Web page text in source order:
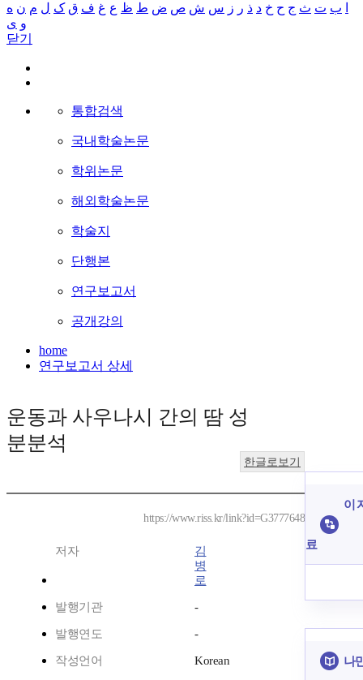
ب ت ث ج ح خ د ذ ر ز س ش ص ض ط ظ ع غ ف ق ک ل م ن ه
و ی
닫기
통합검색
국내학술논문
학위논문
해외학술논문
학술지
단행본
연구보고서
공개강의
home
연구보고서 상세
운동과 사우나시 간의 땀 성
분분석
한글로보기
https://www.riss.kr/link?id=G3777648
저자
김
병
로
발행기관 -
발행연도 -
작성언어 Korean
이
료
나